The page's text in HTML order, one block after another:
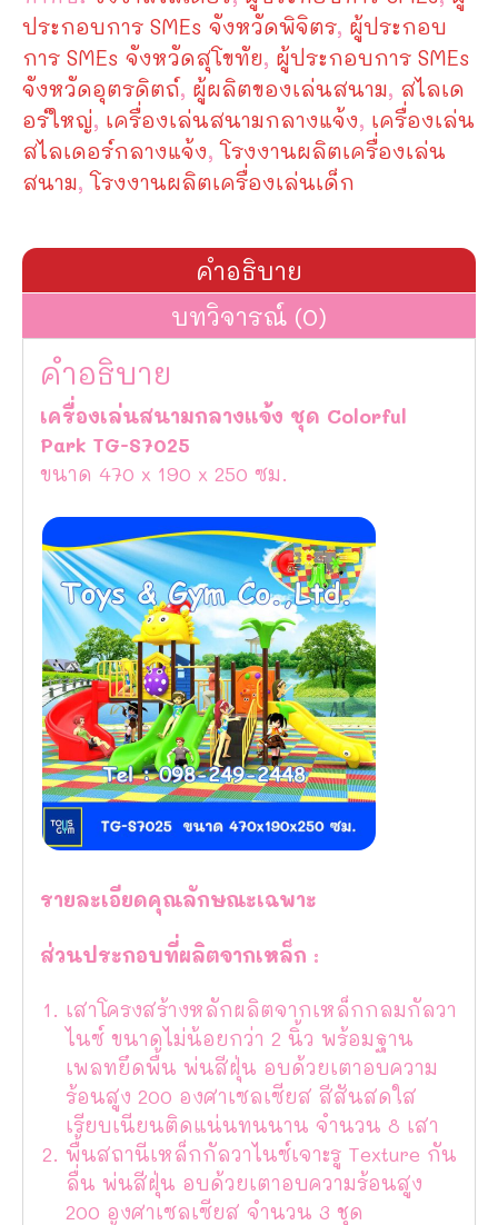
ประกอบการ SMEs จังหวัดพิจิตร, ผู้ประกอบ
การ SMEs จังหวัดสุโขทัย, ผู้ประกอบการ SMEs
จังหวัดอุตรดิตถ์, ผู้ผลิตของเล่นสนาม, สไลเด
อร์ใหญ่, เครื่องเล่นสนามกลางแจ้ง, เครื่องเล่น
สไลเดอร์กลางแจ้ง,โรงงานผลิตเครื่องเล่น
สนาม,โรงงานผลิตเครื่องเล่นเด็ก
คำอธิบาย
บทวิจารณ์ (0)
คำอธิบาย
เครื่องเล่นสนามกลางแจ้ง ชุด Colorful
Park TG-S7025
ขนาด 470 x 190 x 250 ซม.
รายละเอียดคุณลักษณะเฉพาะ
ส่วนประกอบที่ผลิตจากเหล็ก :
เสาโครงสร้างหลักผลิตจากเหล็กกลมกัลวา
ไนซ์ ขนาดไม่น้อยกว่า 2 นิ้ว พร้อมฐาน
เพลทยึดพื้น พ่นสีฝุ่น อบด้วยเตาอบความ
ร้อนสูง 200 องศาเซลเซียส สีสันสดใส
เรียบเนียนติดแน่นทนนาน จำนวน 8 เสา
พื้นสถานีเหล็กกัลวาไนซ์เจาะรู Texture กัน
ลื่น พ่นสีฝุ่น อบด้วยเตาอบความร้อนสูง
200 องศาเซลเซียส จำนวน 3 ชุด